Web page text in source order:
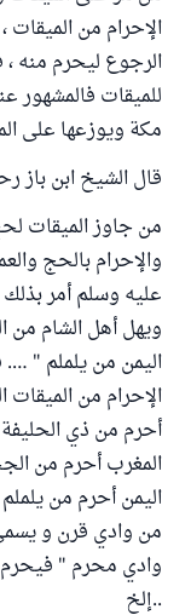
الإحرام من
الرجوع ليحرم منه
للميقات فالمشهور
مكة ويوزعها على
قال الشيخ ابن باز
من جاوز الميقات
والإحرام بالحج
عليه وسلم أمر
ويهل أهل الشام
اليمن من يلملم " ….
الإحرام من
أحرم من ذي
المغرب أحرم من
اليمن أحرم من
من وادي قرن و
وادي محرم "
..إلخ